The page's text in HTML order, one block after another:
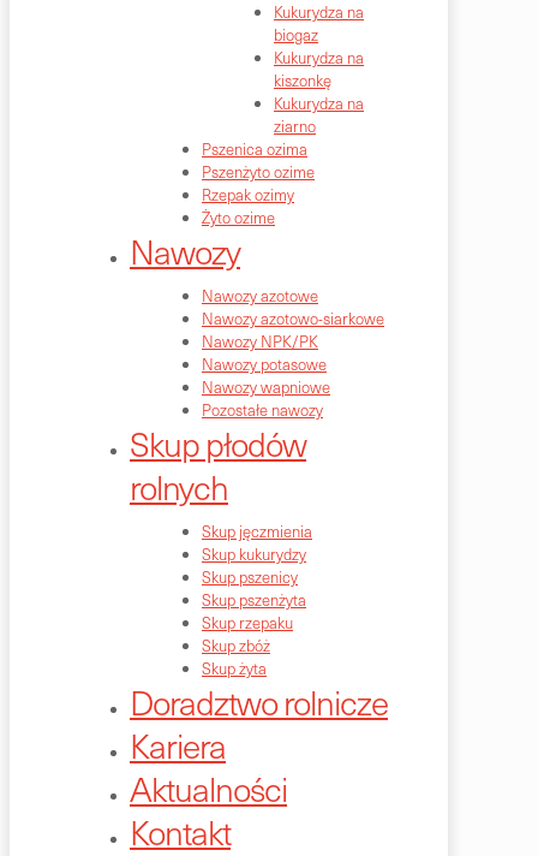
Kukurydza na
biogaz
Kukurydza na
kiszonkę
Kukurydza na
ziarno
Pszenica ozima
Pszenżyto ozime
Rzepak ozimy
Żyto ozime
Nawozy
Nawozy azotowe
Nawozy azotowo-siarkowe
Nawozy NPK/PK
Nawozy potasowe
Nawozy wapniowe
Pozostałe nawozy
Skup płodów
rolnych
Skup jęczmienia
Skup kukurydzy
Skup pszenicy
Skup pszenżyta
Skup rzepaku
Skup zbóż
Skup żyta
Doradztwo rolnicze
Kariera
Aktualności
Kontakt